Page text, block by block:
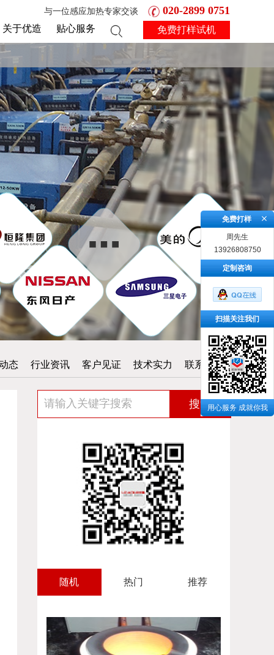
关于优造 贴心服务 免费打样试机
与一位感应加热专家交谈 020-2899 0751
态 行业资讯 客户见证 技术实力 联系我们
搜索
随机 热门 推荐
免费打样
周先生
13926808750
定制咨询
扫描关注我们
用心服务 成就你我